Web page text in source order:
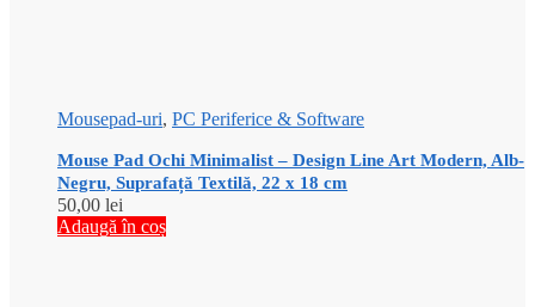
Mousepad-uri, PC Periferice & Software
Mouse Pad Ochi Minimalist – Design Line Art Modern, Alb-
Negru, Suprafață Textilă, 22 x 18 cm
50,00 lei
Adaugă în coș